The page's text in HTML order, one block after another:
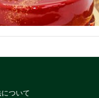
ーキ18cm(10名様用)
ッシュ
ナッシュケーキ12cm
ナッシュケーキ15cm
ついて